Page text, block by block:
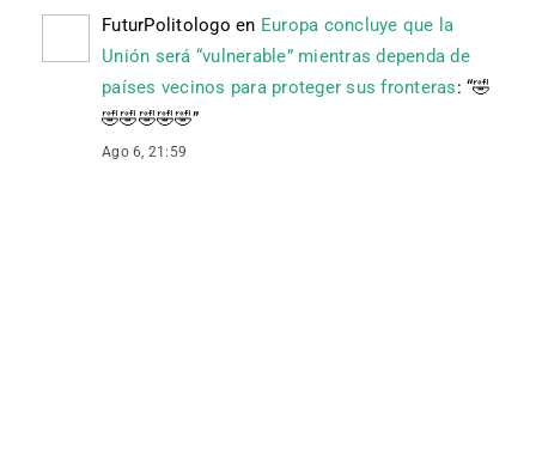
FuturPolitologo en Europa concluye que la
Unión será “vulnerable” mientras dependa de
países vecinos para proteger sus fronteras: “🤣
🤣🤣🤣🤣🤣”
Ago 6, 21:59